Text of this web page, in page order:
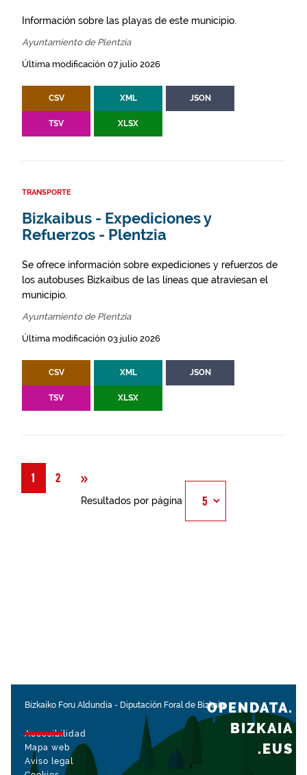
Información sobre las playas de este municipio.
Ayuntamiento de Plentzia
Última modificación 07 julio 2026
CSV XML JSON
TSV XLSX
TRANSPORTE
Bizkaibus - Expediciones y
Refuerzos - Plentzia
Se ofrece información sobre expediciones y refuerzos de
los autobuses Bizkaibus de las líneas que atraviesan el
municipio.
Ayuntamiento de Plentzia
Última modificación 03 julio 2026
CSV XML JSON
TSV XLSX
1 2 »
Resultados por página
Bizkaiko Foru Aldundia - Diputación Foral de Bizkaia
Accesibilidad
Mapa web
Aviso legal
OPENDATA.
BIZKAIA
.EUS